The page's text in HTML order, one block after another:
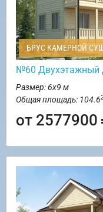
БРУС КАМЕРНОЙ
№60 Двухэтажный
Размер: 6х9 м
Общая площадь: 104.6
от 2577900